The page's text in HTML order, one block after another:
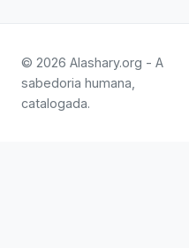
© 2026 Alashary.org - A
sabedoria humana,
catalogada.